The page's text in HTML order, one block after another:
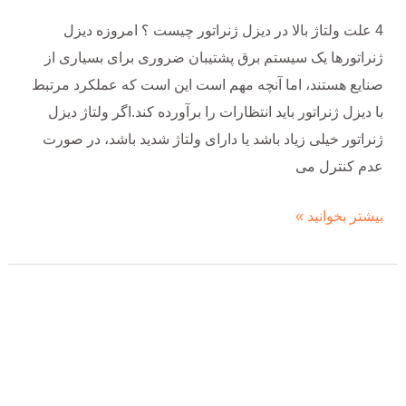
4 علت ولتاژ بالا در دیزل ژنراتور چیست ؟ امروزه دیزل
ژنراتورها یک سیستم برق پشتیبان ضروری برای بسیاری از
صنایع هستند، اما آنچه مهم است این است که عملکرد مرتبط
با دیزل ژنراتور باید انتظارات را برآورده کند.اگر ولتاژ دیزل
ژنراتور خیلی زیاد باشد یا دارای ولتاژ شدید باشد، در صورت
عدم کنترل می
بیشتر بخوانید »